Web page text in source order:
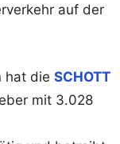
auf der
hat die SCHOTT
mit 3.028